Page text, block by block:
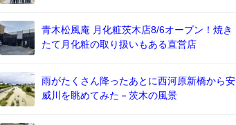
青木松風庵 月化粧茨木店8/6オープン！焼き
たて月化粧の取り扱いもある直営店
雨がたくさん降ったあとに西河原新橋から安
威川を眺めてみた－茨木の風景